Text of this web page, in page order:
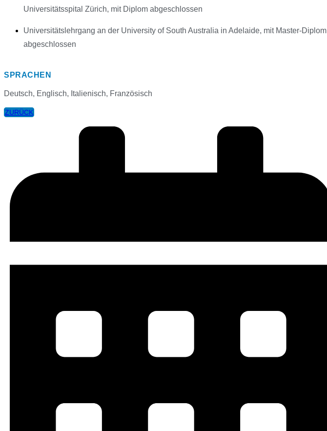
Universitätsspital Zürich, mit Diplom abgeschlossen
Universitätslehrgang an der University of South Australia in Adelaide, mit Master-Diplom
abgeschlossen
SPRACHEN
Deutsch, Englisch, Italienisch, Französisch
ZURÜCK